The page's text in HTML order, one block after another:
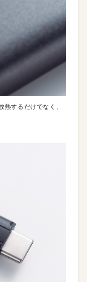
熱するだけでなく、